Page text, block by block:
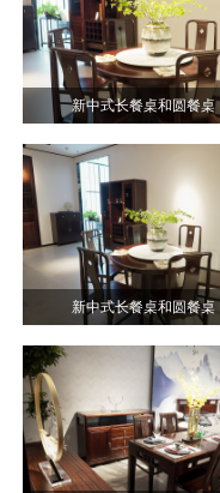
新中式长餐桌和圆餐桌
新中式长餐桌和圆餐桌